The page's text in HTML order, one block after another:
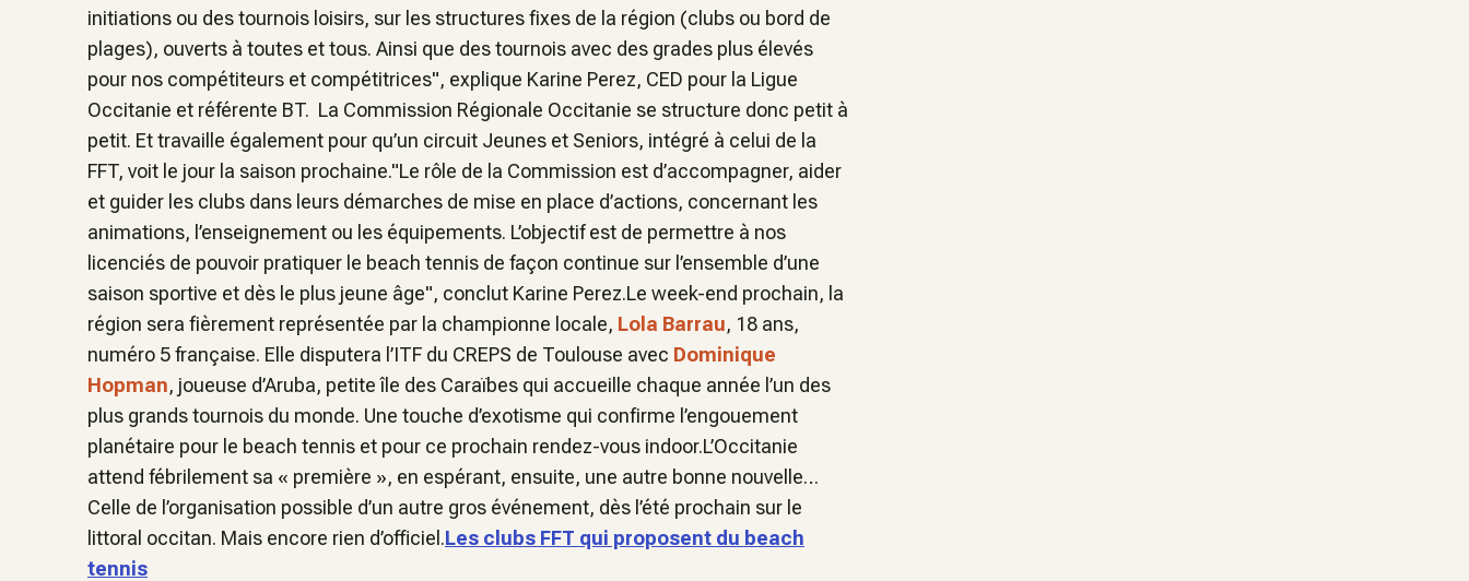
initiations ou des tournois loisirs, sur les structures fixes de la région (clubs ou bord de
plages), ouverts à toutes et tous. Ainsi que des tournois avec des grades plus élevés
pour nos compétiteurs et compétitrices", explique Karine Perez, CED pour la Ligue
Occitanie et référente BT. La Commission Régionale Occitanie se structure donc petit à
petit. Et travaille également pour qu’un circuit Jeunes et Seniors, intégré à celui de la
FFT, voit le jour la saison prochaine."Le rôle de la Commission est d’accompagner, aider
et guider les clubs dans leurs démarches de mise en place d’actions, concernant les
animations, l’enseignement ou les équipements. L’objectif est de permettre à nos
licenciés de pouvoir pratiquer le beach tennis de façon continue sur l’ensemble d’une
saison sportive et dès le plus jeune âge", conclut Karine Perez.Le week-end prochain, la
région sera fièrement représentée par la championne locale, Lola Barrau, 18 ans,
numéro 5 française. Elle disputera l’ITF du CREPS de Toulouse avec Dominique
Hopman, joueuse d’Aruba, petite île des Caraïbes qui accueille chaque année l’un des
plus grands tournois du monde. Une touche d’exotisme qui confirme l’engouement
planétaire pour le beach tennis et pour ce prochain rendez-vous indoor.L’Occitanie
attend fébrilement sa « première », en espérant, ensuite, une autre bonne nouvelle…
Celle de l’organisation possible d’un autre gros événement, dès l’été prochain sur le
littoral occitan. Mais encore rien d’officiel.Les clubs FFT qui proposent du beach
tennis